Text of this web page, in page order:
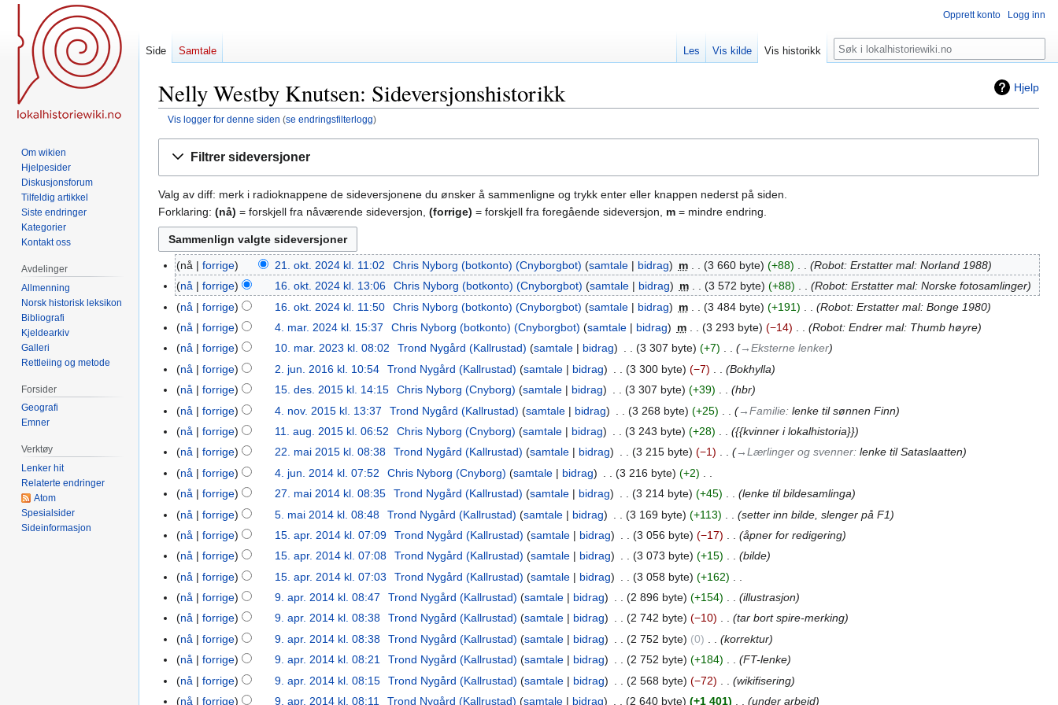
Hjelp
Nelly Westby Knutsen: Sideversjonshistorikk
Vis logger for denne siden (se endringsfilterlogg)
Filtrer sideversjoner
Valg av diff: merk i radioknappene de sideversjonene du ønsker å sammenligne og trykk enter eller knappen nederst på siden.
Forklaring: (nå) = forskjell fra nåværende sideversjon, (forrige) = forskjell fra foregående sideversjon, m = mindre endring.
21.
okt.
2024
nå forrige 21. okt. 2024 kl. 11:02 Chris Nyborg (botkonto) (Cnyborgbot) samtale bidrag m 3 660 byte +88
Robot: Erstatter mal: Norland 1988
16.
okt.
2024
nå forrige 16. okt. 2024 kl. 13:06 Chris Nyborg (botkonto) (Cnyborgbot) samtale bidrag m 3 572 byte +88
Robot: Erstatter mal: Norske fotosamlinger
nå
forrige 16. okt. 2024 kl. 11:50 Chris Nyborg (botkonto) (Cnyborgbot) samtale bidrag m 3 484 byte +191
Robot: Erstatter mal: Bonge 1980
4.
mar.
2024
nå forrige 4. mar. 2024 kl. 15:37 Chris Nyborg (botkonto) (Cnyborgbot) samtale bidrag m 3 293 byte −14
Robot: Endrer mal: Thumb høyre
10.
mar.
2023
nå forrige 10. mar. 2023 kl. 08:02 Trond Nygård (Kallrustad) samtale bidrag 3 307 byte +7
→‎Eksterne lenker
2.
jun.
2016
nå forrige 2. jun. 2016 kl. 10:54 Trond Nygård (Kallrustad) samtale bidrag 3 300 byte −7
Bokhylla
15.
des.
2015
nå forrige 15. des. 2015 kl. 14:15 Chris Nyborg (Cnyborg) samtale bidrag 3 307 byte +39
hbr
4.
nov.
2015
nå forrige 4. nov. 2015 kl. 13:37 Trond Nygård (Kallrustad) samtale bidrag 3 268 byte +25 →‎Familie: lenke til sønnen Finn
11.
aug.
2015
nå forrige 11. aug. 2015 kl. 06:52 Chris Nyborg (Cnyborg) samtale bidrag 3 243 byte +28
{{kvinner i lokalhistoria}}
22.
mai
2015
nå forrige 22. mai 2015 kl. 08:38 Trond Nygård (Kallrustad) samtale bidrag 3 215 byte −1 →‎Lærlinger og svenner: lenke til Sataslaatten
4.
jun.
2014
nå forrige 4. jun. 2014 kl. 07:52 Chris Nyborg (Cnyborg) samtale bidrag 3 216 byte +2
I
g
e
n
r
e
g
e
r
i
27.
mai
2014
nå forrige 27. mai 2014 kl. 08:35 Trond Nygård (Kallrustad) samtale bidrag 3 214 byte +45
lenke til bildesamlinga
5.
mai
2014
nå forrige 5. mai 2014 kl. 08:48 Trond Nygård (Kallrustad) samtale bidrag 3 169 byte +113
setter inn bilde, slenger på F1
15.
apr.
2014
nå forrige 15. apr. 2014 kl. 07:09 Trond Nygård (Kallrustad) samtale bidrag 3 056 byte −17
åpner for redigering
nå
forrige 15. apr. 2014 kl. 07:08 Trond Nygård (Kallrustad) samtale bidrag 3 073 byte +15
bilde
nå
forrige 15. apr. 2014 kl. 07:03 Trond Nygård (Kallrustad) samtale bidrag 3 058 byte +162
I
g
e
n
r
e
9.
apr.
2014
nå forrige 9. apr. 2014 kl. 08:47 Trond Nygård (Kallrustad) samtale bidrag 2 896 byte +154
illustrasjon
nå
forrige 9. apr. 2014 kl. 08:38 Trond Nygård (Kallrustad) samtale bidrag 2 742 byte −10
tar bort spire-merking
nå
forrige 9. apr. 2014 kl. 08:38 Trond Nygård (Kallrustad) samtale bidrag 2 752 byte 0
korrektur
nå
forrige 9. apr. 2014 kl. 08:21 Trond Nygård (Kallrustad) samtale bidrag 2 752 byte +184
FT-lenke
nå
forrige 9. apr. 2014 kl. 08:15 Trond Nygård (Kallrustad) samtale bidrag 2 568 byte −72
wikifisering
nå
forrige 9. apr. 2014 kl. 08:11 Trond Nygård (Kallrustad) samtale bidrag 2 640 byte +1 401 under arbeid
Opprett konto Logg inn
Side Samtale Les Vis kilde Vis historikk Søk
Om wikien
Hjelpesider
Diskusjonsforum
Tilfeldig artikkel
Siste endringer
Kategorier
Kontakt oss
Avdelinger
Allmenning
Norsk historisk leksikon
Bibliografi
Kjeldearkiv
Galleri
Rettleiing og metode
Forsider
Geografi
Emner
Verktøy
Lenker hit
Relaterte endringer
Atom
Spesialsider
Sideinformasjon